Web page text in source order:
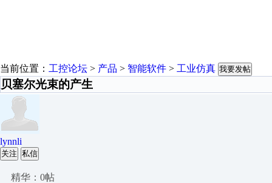
当前位置： 工控论坛 > 产品 > 智能软件 > 工业仿真 我要发帖
贝塞尔光束的产生
lynnli
关注 私信
精华：0帖